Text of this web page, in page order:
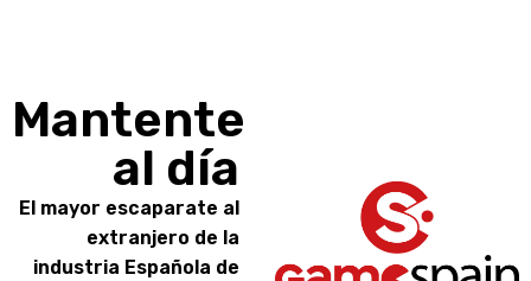
Mantente
al día
El mayor escaparate al
extranjero de la
industria Española de